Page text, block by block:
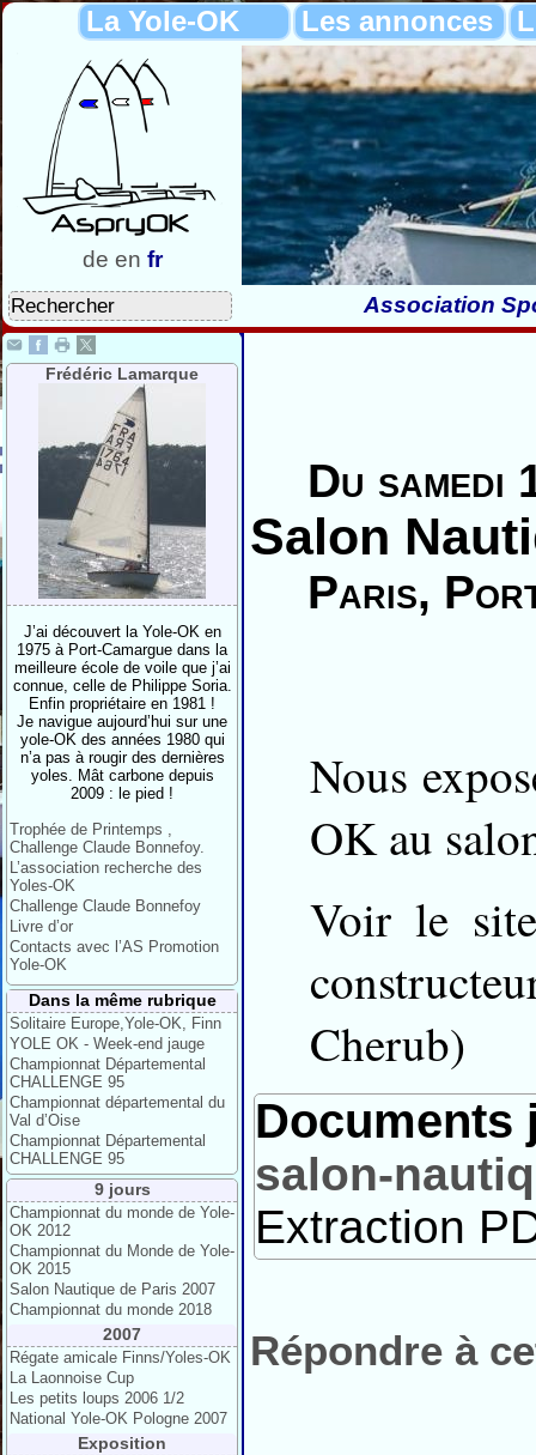
La Yole-OK Les annonces
de en fr
Association
Frédéric Lamarque
J’ai découvert la Yole-OK en
1975 à Port-Camargue dans la
meilleure école de voile que j’ai
connue, celle de Philippe Soria.
Enfin propriétaire en 1981 !
Je navigue aujourd’hui sur une
yole-OK des années 1980 qui
n’a pas à rougir des dernières
yoles. Mât carbone depuis
2009 : le pied !
Trophée de Printemps ,
Challenge Claude Bonnefoy.
L’association recherche des
Yoles-OK
Challenge Claude Bonnefoy
Livre d’or
Contacts avec l’AS Promotion
Yole-OK
Dans la même rubrique
Solitaire Europe,Yole-OK, Finn
YOLE OK - Week-end jauge
Championnat Départemental
CHALLENGE 95
Championnat départemental du
Val d’Oise
Championnat Départemental
CHALLENGE 95
9 jours
Championnat du monde de Yole-
OK 2012
Championnat du Monde de Yole-
OK 2015
Salon Nautique de Paris 2007
Championnat du monde 2018
2007
Régate amicale Finns/Yoles-OK
La Laonnoise Cup
Les petits loups 2006 1/2
National Yole-OK Pologne 2007
Exposition
Du samedi
Salon
Paris,
Nous
OK au
Voir le
Cherub)
Documents
salon-
Extraction
Répondre à